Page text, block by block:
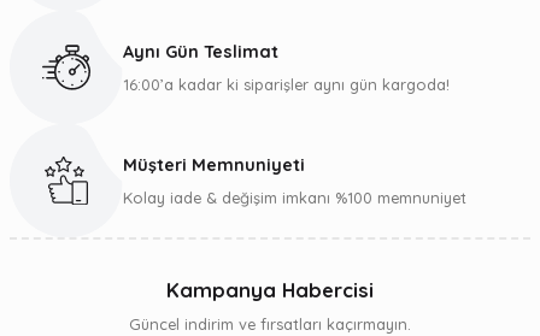
Gönder
Aynı Gün Teslimat
16:00’a kadar ki siparişler aynı gün kargoda!
Müşteri Memnuniyeti
Kolay iade & değişim imkanı %100 memnuniyet
Kampanya Habercisi
Güncel indirim ve fırsatları kaçırmayın.